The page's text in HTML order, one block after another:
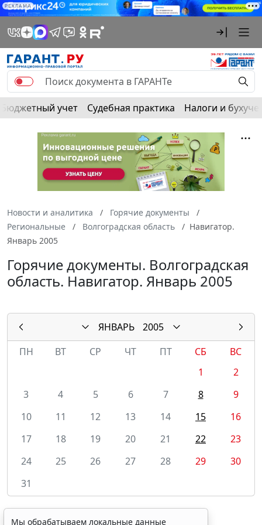
РЕКЛАМА
Бюджетный учет Судебная практика Налоги и
Новости и аналитика
Горячие документы
Региональные
Волгоградская область
Навигатор.
Январь 2005
Горячие документы. Волгоградская
область. Навигатор. Январь 2005
ЯНВАРЬ
2005
ПН
ВТ СР ЧТ ПТ СБ
ВС
1
2
3
4 5 6 7 8
9
10
11 12 13 14 15
16
17
18 19 20 21 22
23
24
25 26 27 28 29
30
31
Мы обрабатываем локальные данные